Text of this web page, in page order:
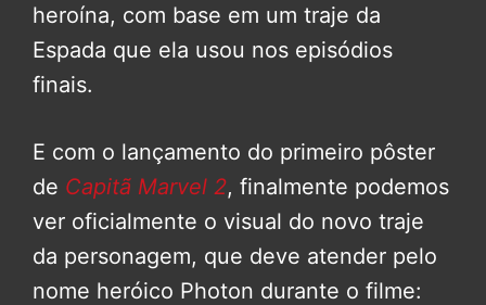
heroína, com base em um traje da
Espada que ela usou nos episódios
finais.
E com o lançamento do primeiro pôster
de Capitã Marvel 2, finalmente podemos
ver oficialmente o visual do novo traje
da personagem, que deve atender pelo
nome heróico Photon durante o filme: